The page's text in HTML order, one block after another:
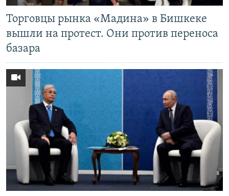
Торговцы рынка «Мадина» в Бишкеке
вышли на протест. Они против переноса
базара